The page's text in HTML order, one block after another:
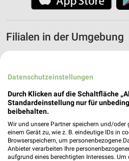
Filialen in der Umgebung
Coburger Straße 15
96472 Rödental
Heute 08:00 - 20:00
10,70 km
Datenschutzeinstellungen
Durch Klicken auf die Schaltfläche
Standardeinstellung nur für
beibehalten.
Wir und unsere Partner speichern und/
einem Gerät zu, wie z. B. eindeutige IDs in
Browserspeichern, um personenbezogene
Anbieter verarbeiten Ihre
aufgrund eines berechtigten Interesses.